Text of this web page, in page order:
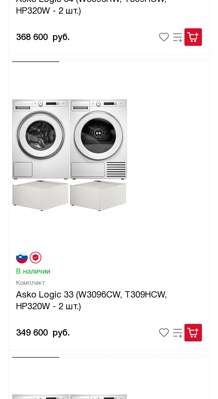
HP320W - 2 шт.)
368 600 руб.
Комплект
Asko Logic 33 (W3096CW, T309HCW,
HP320W - 2 шт.)
В наличии
349 600 руб.